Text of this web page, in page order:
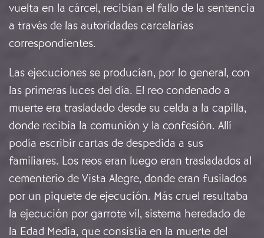
vuelta en la cárcel, recibían el fallo de la sentencia
a través de las autoridades carcelarias
correspondientes.
Las ejecuciones se producían, por lo general, con
las primeras luces del día. El reo condenado a
muerte era trasladado desde su celda a la capilla,
donde recibía la comunión y la confesión. Allí
podía escribir cartas de despedida a sus
familiares. Los reos eran luego eran trasladados al
cementerio de Vista Alegre, donde eran fusilados
por un piquete de ejecución. Más cruel resultaba
la ejecución por garrote vil, sistema heredado de
la Edad Media, que consistía en la muerte del